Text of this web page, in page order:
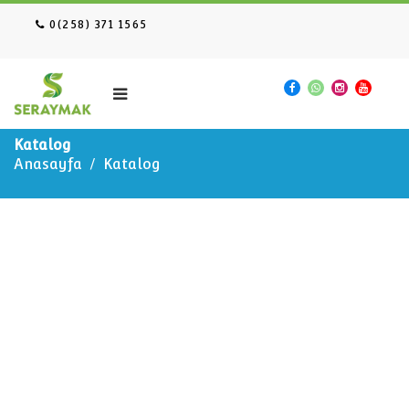
0(258) 371 1565
Katalog
Anasayfa
Katalog